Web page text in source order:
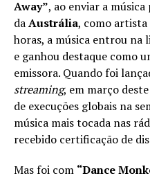
Away”, ao enviar a
daAustrália, como artista
horas, a música entrou na
e ganhou destaque como
emissora. Quando foi
streaming, em março
de execuções globais na
música mais tocada nas
recebido certificação de
Mas foi com “Dance